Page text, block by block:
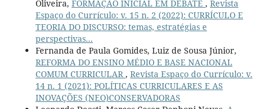
Oliveira, FORMAÇÃO INICIAL EM DEBATE , Revista
Espaço do Currículo: v. 15 n. 2 (2022): CURRÍCULO E
TEORIA DO DISCURSO: temas, estratégias e
perspectivas...
Fernanda de Paula Gomides, Luiz de Sousa Júnior,
REFORMA DO ENSINO MÉDIO E BASE NACIONAL
COMUM CURRICULAR, Revista Espaço do Currículo: v.
14 n. 1 (2021): POLÍTICAS CURRICULARES E AS
INOVAÇÕES (NEO)CONSERVADORAS